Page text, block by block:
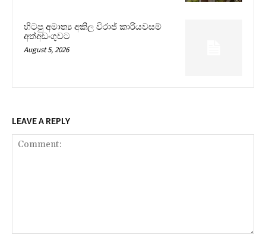
හිටපු අමාත්‍ය අකිල විරාජ් කාරියවසම්
අත්අඩංගුවට
August 5, 2026
LEAVE A REPLY